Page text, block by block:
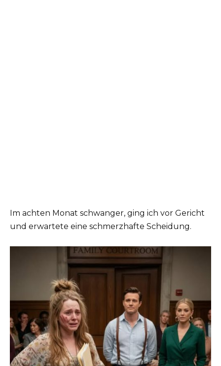
Im achten Monat schwanger, ging ich vor Gericht
und erwartete eine schmerzhafte Scheidung.